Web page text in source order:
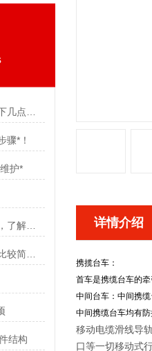
骤*！
护*
结构
详情介绍
携揽台车：
首车是携缆台车的
中间台车：中间携
中间携缆台车均有
移动电缆滑线导
口等一切移动式